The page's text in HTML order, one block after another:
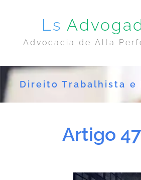
Ls
Advocacia de Alta
Direito Trabalhista e
Artigo